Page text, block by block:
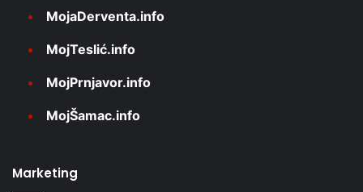
MojaDerventa.info
MojTeslić.info
MojPrnjavor.info
MojŠamac.info
Marketing